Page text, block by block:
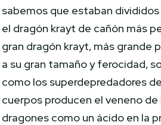
sabemos que estaban
el dragón krayt de cañón más
gran dragón krayt, más grande
a su gran tamaño y ferocidad,
como los superdepredadores
cuerpos producen el veneno
dragones como un ácido en la